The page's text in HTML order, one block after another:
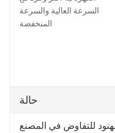
السرعة العالية والسرعة
المنخفضة
حالة
للتفاوض في المصنع